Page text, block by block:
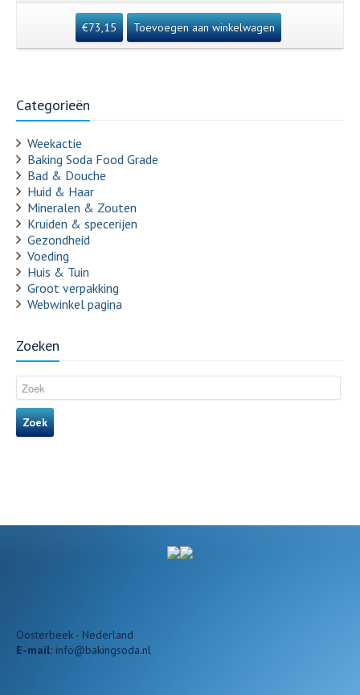
€73,15 Toevoegen aan winkelwagen
Categorieën
Weekactie
Baking Soda Food Grade
Bad & Douche
Huid & Haar
Mineralen & Zouten
Kruiden & specerijen
Gezondheid
Voeding
Huis & Tuin
Groot verpakking
Webwinkel pagina
Zoeken
Zoek
Oosterbeek - Nederland
E-mail: info@bakingsoda.nl